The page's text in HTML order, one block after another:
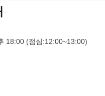
18:00 (점심:12:00~13:00)